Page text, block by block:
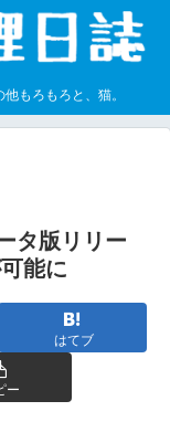
もろもろと、猫。
タ版リリー
能に
はてブ
ー